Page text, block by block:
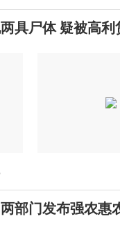
具尸体 疑被高利
两部门发布强农惠